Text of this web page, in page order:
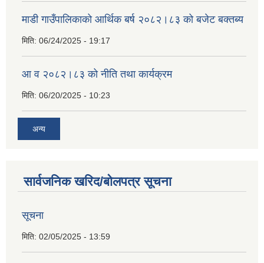
माडी गाउँपालिकाको आर्थिक बर्ष २०८२।८३ को बजेट बक्तब्य
मिति: 06/24/2025 - 19:17
आ व २०८२।८३ को नीति तथा कार्यक्रम
मिति: 06/20/2025 - 10:23
अन्य
सार्वजनिक खरिद/बोलपत्र सूचना
सूचना
मिति: 02/05/2025 - 13:59